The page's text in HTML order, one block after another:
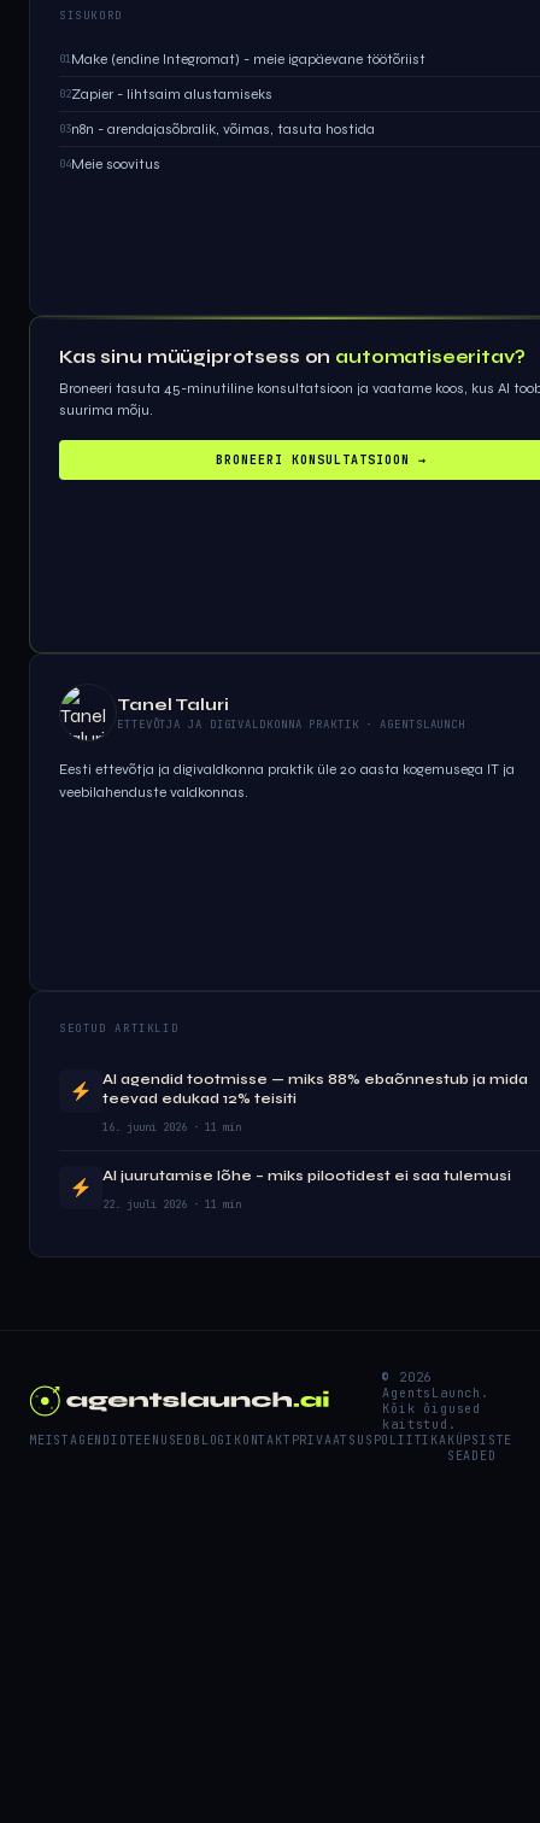
SISUKORD
01Make (endine Integromat) - meie igapäevane töötõriist
02Zapier - lihtsaim alustamiseks
03n8n - arendajasõbralik, võimas, tasuta hostida
04Meie soovitus
Kas sinu müügiprotsess on automatiseeritav?
Broneeri tasuta 45-minutiline konsultatsioon ja vaatame koos, kus AI
suurima mõju.
BRONEERI KONSULTATSIOON →
Tanel Taluri
ETTEVÕTJA JA DIGIVALDKONNA PRAKTIK · AGENTSLAUNCH
Eesti ettevõtja ja digivaldkonna praktik üle 20 aasta kogemusega IT ja
veebilahenduste valdkonnas.
SEOTUD ARTIKLID
AI agendid tootmisse — miks 88% ebaõnnestub ja mida
teevad edukad 12% teisiti
16. juuni 2026 · 11 min
AI juurutamise lõhe – miks pilootidest ei saa tulemusi
22. juuli 2026 · 11 min
© 2026
AgentsLaunch.
Kõik õigused
kaitstud.
MEISTAGENDIDTEENUSED BLOGI KONTAKT PRIVAATSUSPOLIITIKAKÜPSISTE
SEADED